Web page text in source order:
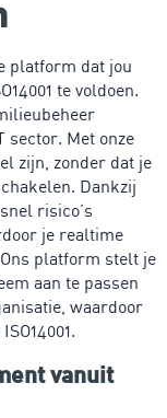
platform dat jou
te voldoen.
sector. Met onze
zijn, zonder dat je
Dankzij
risico’s
je realtime
platform stelt je
aan te passen
waardoor
vanuit